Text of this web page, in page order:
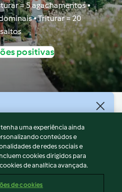
= 5 agachamentos •
• Triturar = 20
saltos
positivas
uma experiência ainda
conteúdos e
de redes sociais e
cookies dirigidos para
de analítica avançada.
de cookies